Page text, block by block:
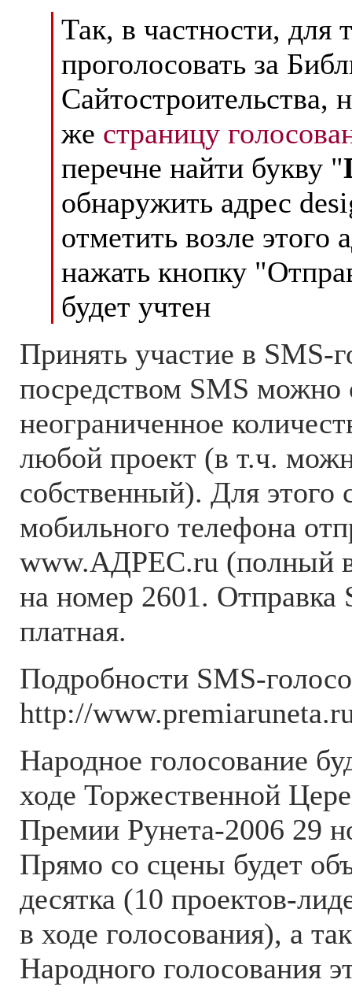
Так, в частности, для
проголосовать за
Сайтостроительства,
же страницу
перечне найти букву "
обнаружить адрес
отметить возле этого
нажать кнопку
будет учтен
Принять участие в SMS-
посредством SMS можно
неограниченное
любой проект (в т.ч.
собственный). Для этого
мобильного телефона
www.АДРЕС.ru (полный
на номер 2601. Отправка
платная.
Подробности SMS-
http://
Народное голосование
ходе Торжественной
Премии Рунета-2006 29
Прямо со сцены будет
десятка (10 проектов-
в ходе голосования), а
Народного голосования